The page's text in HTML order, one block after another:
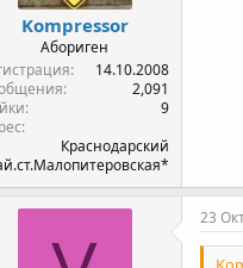
Kompressor
Абориген
14.10.2008
2,091
9
Краснодарский
23